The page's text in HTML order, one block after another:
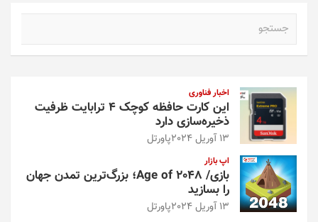
اخبار فناوری
این کارت حافظه کوچک ۴ ترابایت ظرفیت
ذخیره‌سازی دارد
13 آوریل 2024 پاورتل
اپ بازار
بازی/ Age of 2048؛ بزرگ‌ترین تمدن جهان
را بسازید
13 آوریل 2024 پاورتل